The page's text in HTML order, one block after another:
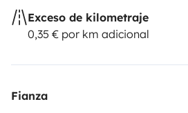
Exceso de kilometraje
0,35 € por km adicional
Fianza